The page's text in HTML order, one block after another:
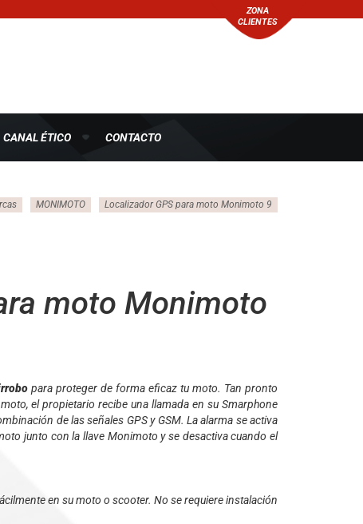
ZONA
CLIENTES
CANAL ÉTICO CONTACTO
MONIMOTO Localizador GPS para moto Monimoto 9
moto Monimoto
para proteger de forma eficaz tu moto. Tan pronto
el propietario recibe una llamada en su Smarphone
de las señales GPS y GSM. La alarma se activa
junto con la llave Monimoto y se desactiva cuando el
en su moto o scooter. No se requiere instalación